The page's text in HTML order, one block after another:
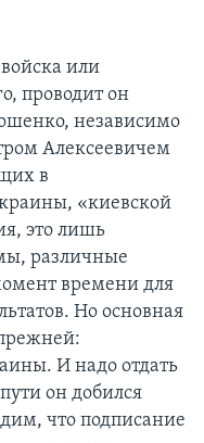
или
проводит он
независимо
Алексеевичем
в
«киевской
это лишь
различные
времени для
Но основная
И надо отдать
он добился
что подписание